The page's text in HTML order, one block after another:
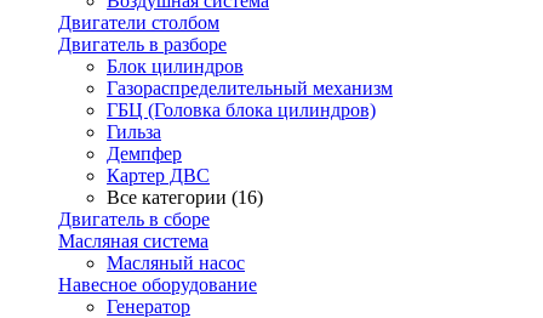
Двигатели столбом
Двигатель в разборе
Блок цилиндров
Газораспределительный механизм
ГБЦ (Головка блока цилиндров)
Гильза
Демпфер
Картер ДВС
Все категории (16)
Двигатель в сборе
Масляная система
Масляный насос
Навесное оборудование
Генератор